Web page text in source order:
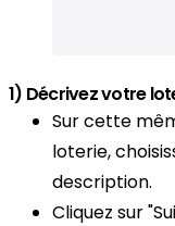
1) Décrivez votre
Sur cette
loterie,
description.
Cliquez sur